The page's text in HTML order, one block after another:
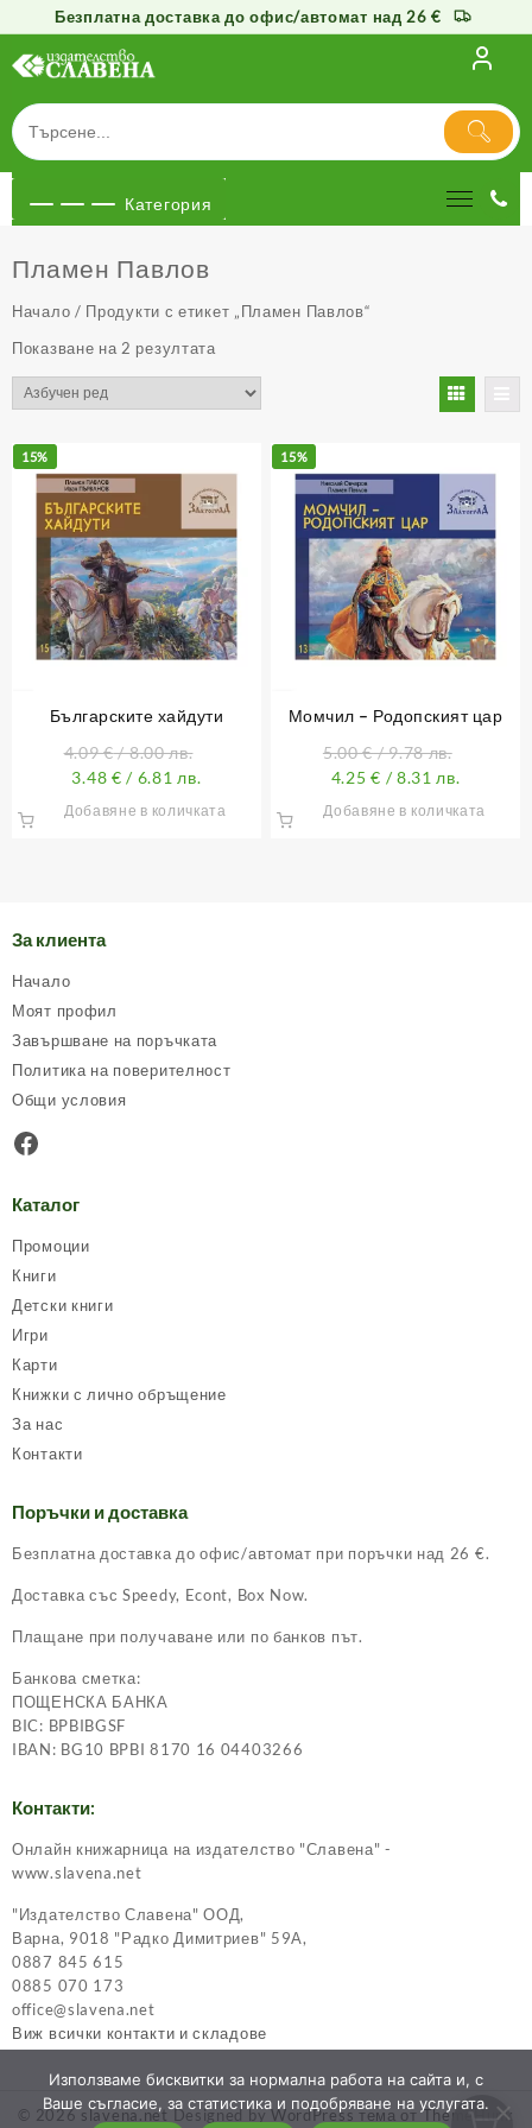
Безплатна доставка до офис/автомат над 26 €
съдържанието
Категория
Пламен Павлов
Начало / Продукти с етикет „Пламен Павлов“
Показване на 2 резултата
15%
Българските хайдути
4.09€/ 8.00 лв.
3.48 € / 6.81 лв.
Добавяне в количката
15%
Момчил – Родопският цар
5.00€/ 9.78 лв.
4.25€ / 8.31 лв.
Добавяне в количката
За клиента
Начало
Моят профил
Завършване на поръчката
Политика на поверителност
Общи условия
Facebook
Каталог
Промоции
Книги
Детски книги
Игри
Карти
Книжки с лично обръщение
За нас
Контакти
Поръчки и доставка
Безплатна доставка до офис/автомат при поръчки над 26 €.
Доставка със Speedy, Econt, Box Now.
Плащане при получаване или по банков път.
Банкова сметка:
ПОЩЕНСКА БАНКА
BIC: BPBIBGSF
IBAN: BG10 BPBI 8170 16 04403266
Контакти:
Онлайн книжарница на издателство "Славена" -
www.slavena.net
"Издателство Славена" ООД,
Варна, 9018 "Радко Димитриев" 59А,
0887 845 615
0885 070 173
office@slavena.net
Виж всички контакти и складове
© 2026slavena.net Designed by WordPress тема от ThemeHunk
Използваме бисквитки за нормална работа на сайта и, с
Ваше съгласие, за статистика и подобряване на услугата.